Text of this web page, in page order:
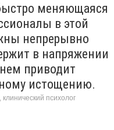
меняющаяся
в этой
непрерывно
в напряжении
приводит
истощению.
психолог